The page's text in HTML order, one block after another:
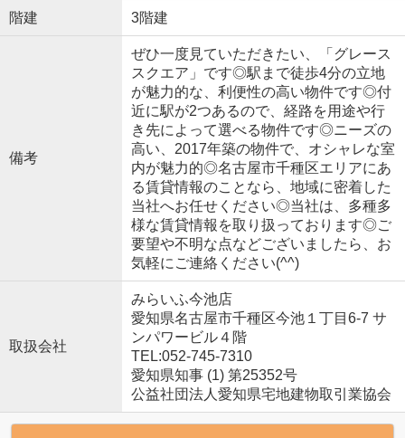
階建 3階建
備考
ぜひ一度見ていただきたい、「グレース
スクエア」です◎駅まで徒歩4分の立地
が魅力的な、利便性の高い物件です◎付
近に駅が2つあるので、経路を用途や行
き先によって選べる物件です◎ニーズの
高い、2017年築の物件で、オシャレな室
内が魅力的◎名古屋市千種区エリアにあ
る賃貸情報のことなら、地域に密着した
当社へお任せください◎当社は、多種多
様な賃貸情報を取り扱っております◎ご
要望や不明な点などございましたら、お
気軽にご連絡ください(^^)
取扱会社
みらいふ今池店
愛知県名古屋市千種区今池１丁目6-7 サ
ンパワービル４階
TEL:052-745-7310
愛知県知事 (1) 第25352号
公益社団法人愛知県宅地建物取引業協会